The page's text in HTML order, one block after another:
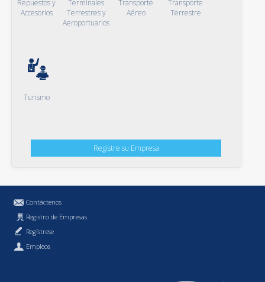
Repuestos y
Accesorios
Terminales
Terrestres y
Aeroportuarios
Transporte
Aéreo
Transporte
Terrestre
Turismo
Registre su Empresa
Contáctenos
Registro de Empresas
Regístrese
Empleos